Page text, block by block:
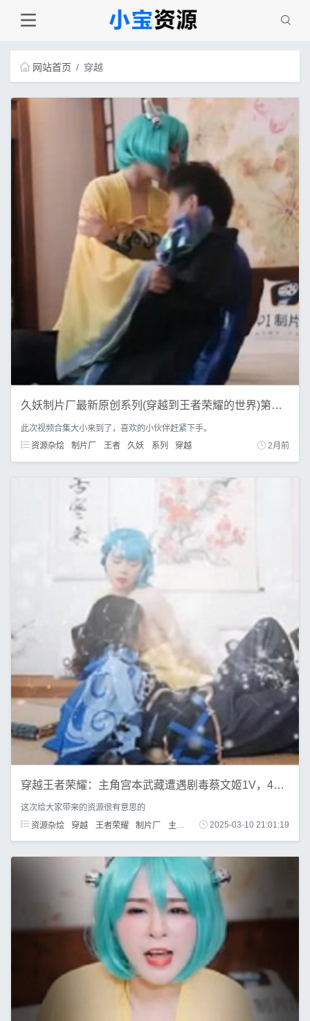
网站首页 穿越
久妖制片厂最新原创系列(穿越到王者荣耀的世界)第二集
此次视频合集大小来到了，喜欢的小伙伴赶紧下手。
资源杂烩
制片厂 王者 久妖 系列 穿越 2月前
穿越王者荣耀：主角宫本武藏遭遇剧毒蔡文姬1V，434M
这次给大家带来的资源很有意思的
资源杂烩
穿越 王者荣耀 制片厂 主角 宫本武藏2025-03-10 21:01:19